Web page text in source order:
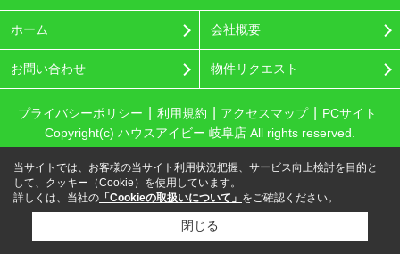
ホーム 会社概要
お問い合わせ 物件リクエスト
プライバシーポリシー 利用規約 アクセスマップ
PCサイト
Copyright(c) ハウスアイビー 岐阜店 All rights reserved.
当サイトでは、お客様の当サイト利用状況把握、サービス向上検討を目的と
して、クッキー（Cookie）を使用しています。
詳しくは、当社の 「Cookieの取扱いについて」 をご確認ください。
閉じる